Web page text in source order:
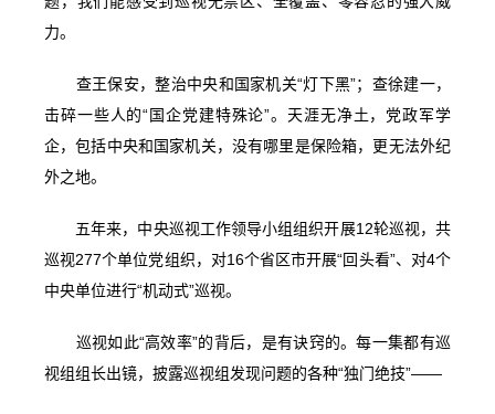
力。
查王保安，整治中央和国家机关“灯下黑”；查徐建一，
击碎一些人的“国企党建特殊论”。天涯无净土，党政军学
企，包括中央和国家机关，没有哪里是保险箱，更无法外纪
外之地。
五年来，中央巡视工作领导小组组织开展12轮巡视，共
巡视277个单位党组织，对16个省区市开展“回头看”、对4个
中央单位进行“机动式”巡视。
巡视如此“高效率”的背后，是有诀窍的。每一集都有巡
视组组长出镜，披露巡视组发现问题的各种“独门绝技”——